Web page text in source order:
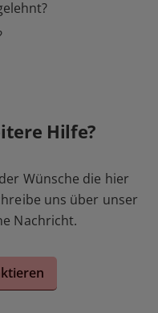
Hilfe?
Wünsche die hier
uns über unser
Nachricht.